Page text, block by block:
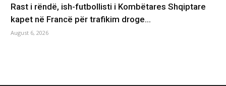
Rast i rëndë, ish-futbollisti i Kombëtares Shqiptare
kapet në Francë për trafikim droge…
August 6, 2026